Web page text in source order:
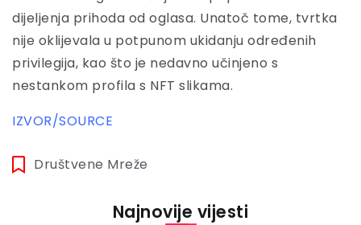
dijeljenja prihoda od oglasa. Unatoč tome, tvrtka
nije oklijevala u potpunom ukidanju određenih
privilegija, kao što je nedavno učinjeno s
nestankom profila s NFT slikama.
IZVOR/SOURCE
Društvene Mreže
Najnovije vijesti